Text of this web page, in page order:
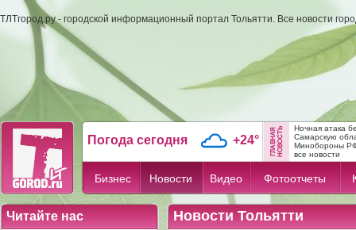
ТЛТгород.ру - городской информационный портал Тольятти. Все новости
Погода сегодня +24°
Ночная атака
Самарскую
Минобороны
все новости
Бизнес Новости Видео Фотоотчеты
Читайте нас Новости Тольятти